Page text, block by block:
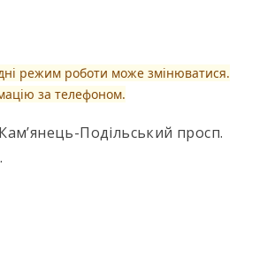
режим роботи може змінюватися.
за телефоном.
Подільський просп.